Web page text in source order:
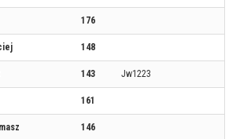
176
148
143 Jw1223
161
146